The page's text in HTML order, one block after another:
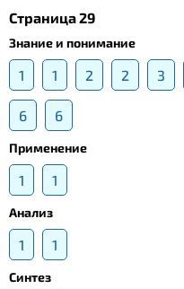
Страница 29
Знание и понимание
1 1 2 2 3
6 6
Применение
1 1
Анализ
1 1
Синтез